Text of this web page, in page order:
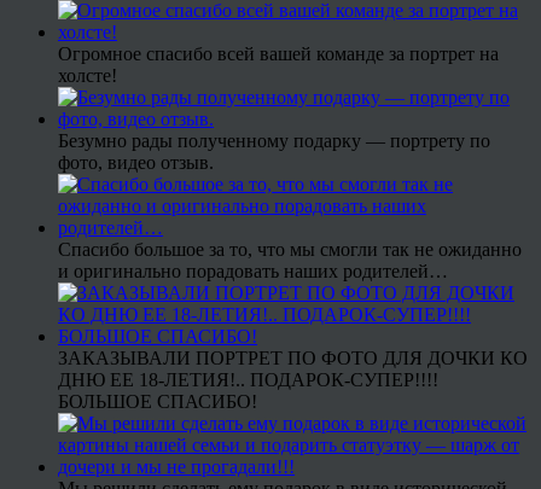
Огромное спасибо всей вашей команде за портрет на
холсте!
Безумно рады полученному подарку — портрету по
фото, видео отзыв.
Спасибо большое за то, что мы смогли так не ожиданно
и оригинально порадовать наших родителей…
ЗАКАЗЫВАЛИ ПОРТРЕТ ПО ФОТО ДЛЯ ДОЧКИ КО
ДНЮ ЕЕ 18-ЛЕТИЯ!.. ПОДАРОК-СУПЕР!!!!
БОЛЬШОЕ СПАСИБО!